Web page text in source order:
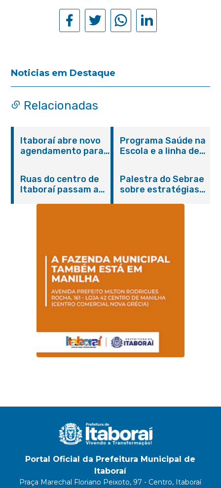
Noticias em Destaque
Relacionadas
Itaboraí abre novo
agendamento para
Programa Saúde na
Escola e a linha de
promovem
conscientização
sobre hanseníase
Ruas do centro de
Itaboraí passam a
Palestra do Sebrae
sobre estratégias
Portal Oficial da Prefeitura Municipal de
Itaboraí
Praça Marechal Floriano Peixoto, 97 - Centro, Itaboraí